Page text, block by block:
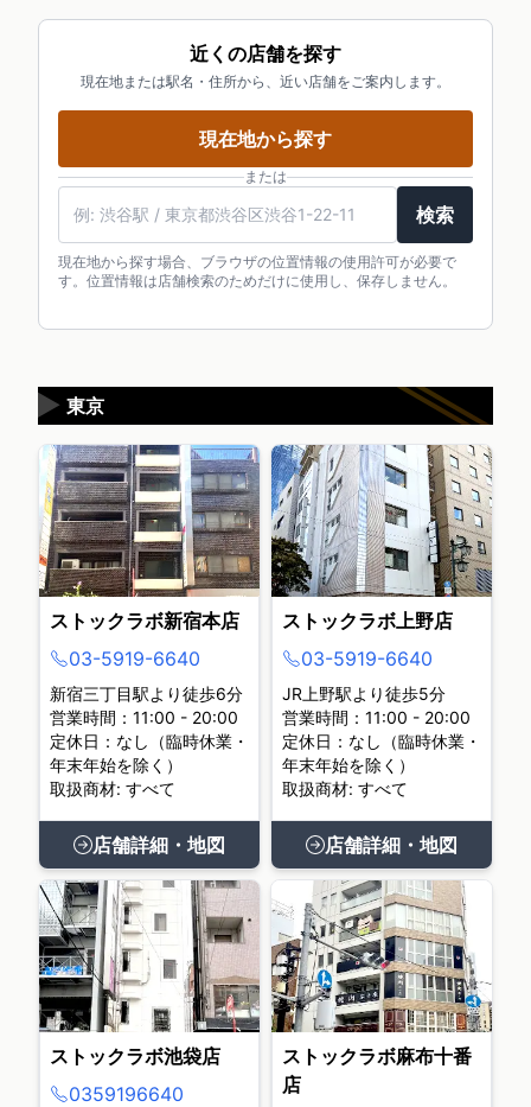
近くの店舗を探す
現在地または駅名・住所から、近い店舗をご案内します。
現在地から探す
または
検索
現在地から探す場合、ブラウザの位置情報の使用許可が必要で
す。位置情報は店舗検索のためだけに使用し、保存しません。
東京
▶
ストックラボ新宿本店
03-5919-6640
新宿三丁目駅より徒歩6分
営業時間：11:00 - 20:00
定休日：なし（臨時休業・
年末年始を除く）
取扱商材: すべて
店舗詳細・地図
ストックラボ上野店
03-5919-6640
JR上野駅より徒歩5分
営業時間：11:00 - 20:00
定休日：なし（臨時休業・
年末年始を除く）
取扱商材: すべて
店舗詳細・地図
ストックラボ池袋店
0359196640
ストックラボ麻布十番
店